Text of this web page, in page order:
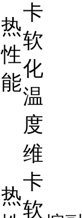
热
性
能
卡
软
化
温
度
热
维
卡
软